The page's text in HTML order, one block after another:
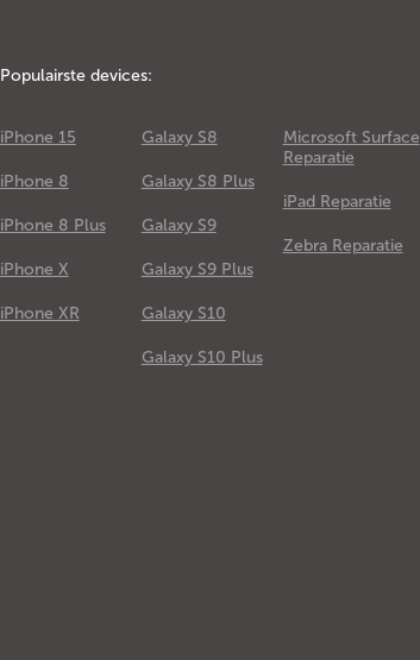
Populairste devices:
iPhone 15
iPhone 8
iPhone 8 Plus
iPhone X
iPhone XR
Galaxy S8
Galaxy S8 Plus
Galaxy S9
Galaxy S9 Plus
Galaxy S10
Galaxy S10 Plus
Microsoft Surface
Reparatie
iPad Reparatie
Zebra Reparatie